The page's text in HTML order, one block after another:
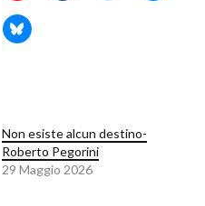
Non esiste alcun destino-
Roberto Pegorini
29 Maggio 2026